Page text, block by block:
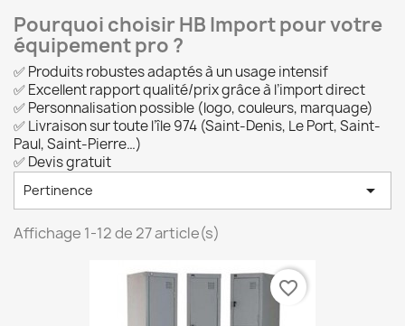
Pourquoi choisir HB Import pour votre
équipement pro ?
✅ Produits robustes adaptés à un usage intensif
✅ Excellent rapport qualité/prix grâce à l’import direct
✅ Personnalisation possible (logo, couleurs, marquage)
✅ Livraison sur toute l’île 974 (Saint-Denis, Le Port, Saint-
Paul, Saint-Pierre…)
✅ Devis gratuit
Pertinence 
Affichage 1-12 de 27 article(s)
favorite_border